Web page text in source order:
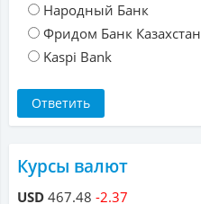
Народный Банк
Фридом Банк Казахстан
Kaspi Bank
Курсы валют
USD 467.48 -2.37